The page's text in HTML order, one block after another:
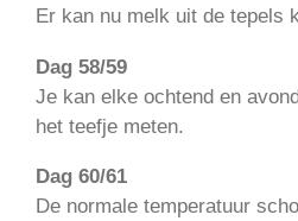
Er kan nu melk uit de tepels
Dag 58/59
Je kan elke ochtend en
het teefje meten.
Dag 60/61
De normale temperatuur